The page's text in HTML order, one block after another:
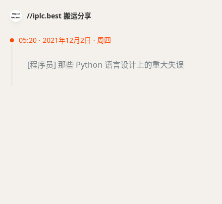
//iplc.best 搬运分享
05:20 · 2021年12月2日 · 周四
[程序员] 那些 Python 语言设计上的重大失误